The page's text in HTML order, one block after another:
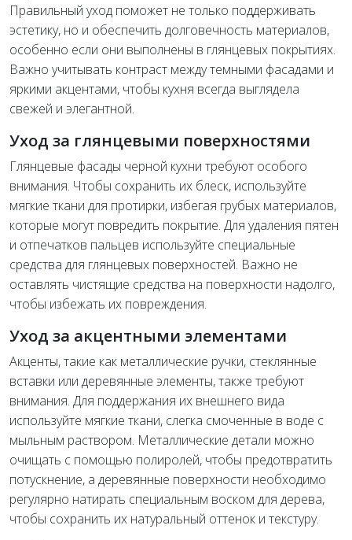
Правильный уход поможет не только поддерживать
эстетику, но и обеспечить долговечность материалов,
особенно если они выполнены в глянцевых покрытиях.
Важно учитывать контраст между темными фасадами и
яркими акцентами, чтобы кухня всегда выглядела
свежей и элегантной.
Уход за глянцевыми поверхностями
Глянцевые фасады черной кухни требуют особого
внимания. Чтобы сохранить их блеск, используйте
мягкие ткани для протирки, избегая грубых материалов,
которые могут повредить покрытие. Для удаления пятен
и отпечатков пальцев используйте специальные
средства для глянцевых поверхностей. Важно не
оставлять чистящие средства на поверхности надолго,
чтобы избежать их повреждения.
Уход за акцентными элементами
Акценты, такие как металлические ручки, стеклянные
вставки или деревянные элементы, также требуют
внимания. Для поддержания их внешнего вида
используйте мягкие ткани, слегка смоченные в воде с
мыльным раствором. Металлические детали можно
очищать с помощью полиролей, чтобы предотвратить
потускнение, а деревянные поверхности необходимо
регулярно натирать специальным воском для дерева,
чтобы сохранить их натуральный оттенок и текстуру.